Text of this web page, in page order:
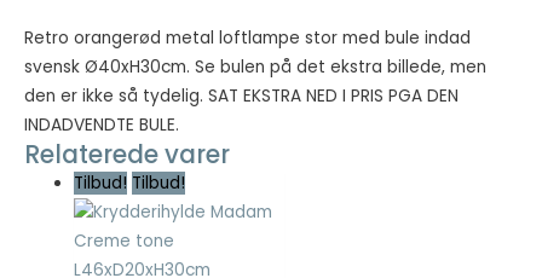
med
bule
indad
svensk
Ø40xH30cm
antal
Retro orangerød metal loftlampe stor med bule indad
svensk Ø40xH30cm. Se bulen på det ekstra billede, men
den er ikke så tydelig. SAT EKSTRA NED I PRIS PGA DEN
INDADVENDTE BULE.
Relaterede varer
Tilbud! Tilbud!
adgang til sikre
områder af
hjemmesiden.
kan ikke fungere
ordentligt uden
disse cookies.
Statistisk